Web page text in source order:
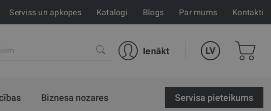
Serviss un apkopes Katalogi Blogs Par mums Kontakti
Ienākt LV
Biznesa nozares Servisa pieteikums